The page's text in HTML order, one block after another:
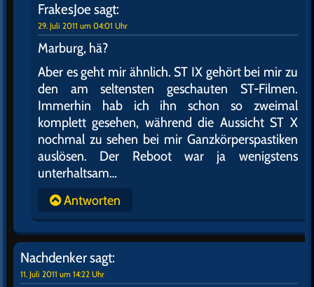
FrakesJoe sagt:
29. Juli 2011 um 04:01 Uhr
Marburg, hä?
Aber es geht mir ähnlich. ST IX gehört bei mir zu
den am seltensten geschauten ST-Filmen.
Immerhin hab ich ihn schon so zweimal
komplett gesehen, während die Aussicht ST X
nochmal zu sehen bei mir Ganzkörperspastiken
auslösen. Der Reboot war ja wenigstens
unterhaltsam…
Antworten
Nachdenkersagt:
11. Juli 2011 um 14:22 Uhr